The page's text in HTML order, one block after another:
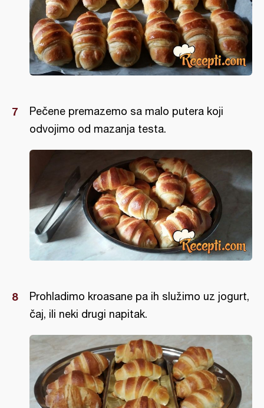
Pečene premazemo sa malo putera koji
odvojimo od mazanja testa.
Prohladimo kroasane pa ih služimo uz jogurt,
čaj, ili neki drugi napitak.